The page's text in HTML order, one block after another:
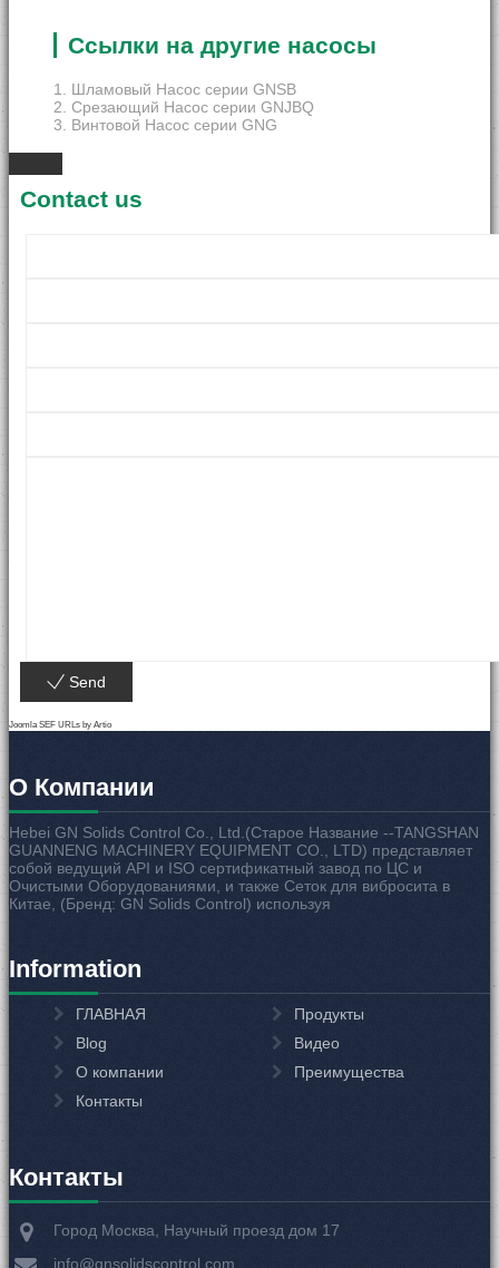
Ссылки на другие насосы
1. Шламовый Насос серии GNSB
2. Срезающий Насос серии GNJBQ
3. Винтовой Насос серии GNG
Contact us
Send
Joomla SEF URLs by Artio
О Компании
Hebei GN Solids Control Co., Ltd.(Старое Название --TANGSHAN
GUANNENG MACHINERY EQUIPMENT CO., LTD) представляет
собой ведущий API и ISO сертификатный завод по ЦС и
Очистыми Оборудованиями, и также Сеток для вибросита в
Китае, (Бренд: GN Solids Control) используя
Information
ГЛАВНАЯ
Продукты
Blog
Видео
О компании
Преимущества
Контакты
Контакты
Город Москва, Научный проезд дом 17
info@gnsolidscontrol.com